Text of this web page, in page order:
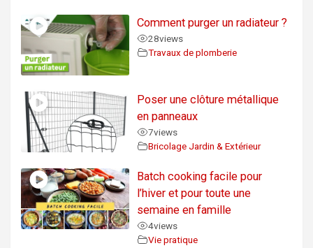
Comment purger un radiateur ?
28views
Travaux de plomberie
Poser une clôture métallique
en panneaux
7views
Bricolage Jardin & Extérieur
Batch cooking facile pour
l’hiver et pour toute une
semaine en famille
4views
Vie pratique